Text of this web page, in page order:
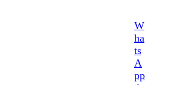
W
ha
ts
A
pp